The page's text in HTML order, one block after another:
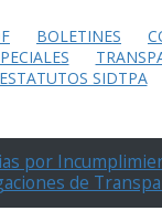
BOLETINES
ESTATUTOS SIDTPA
por
de